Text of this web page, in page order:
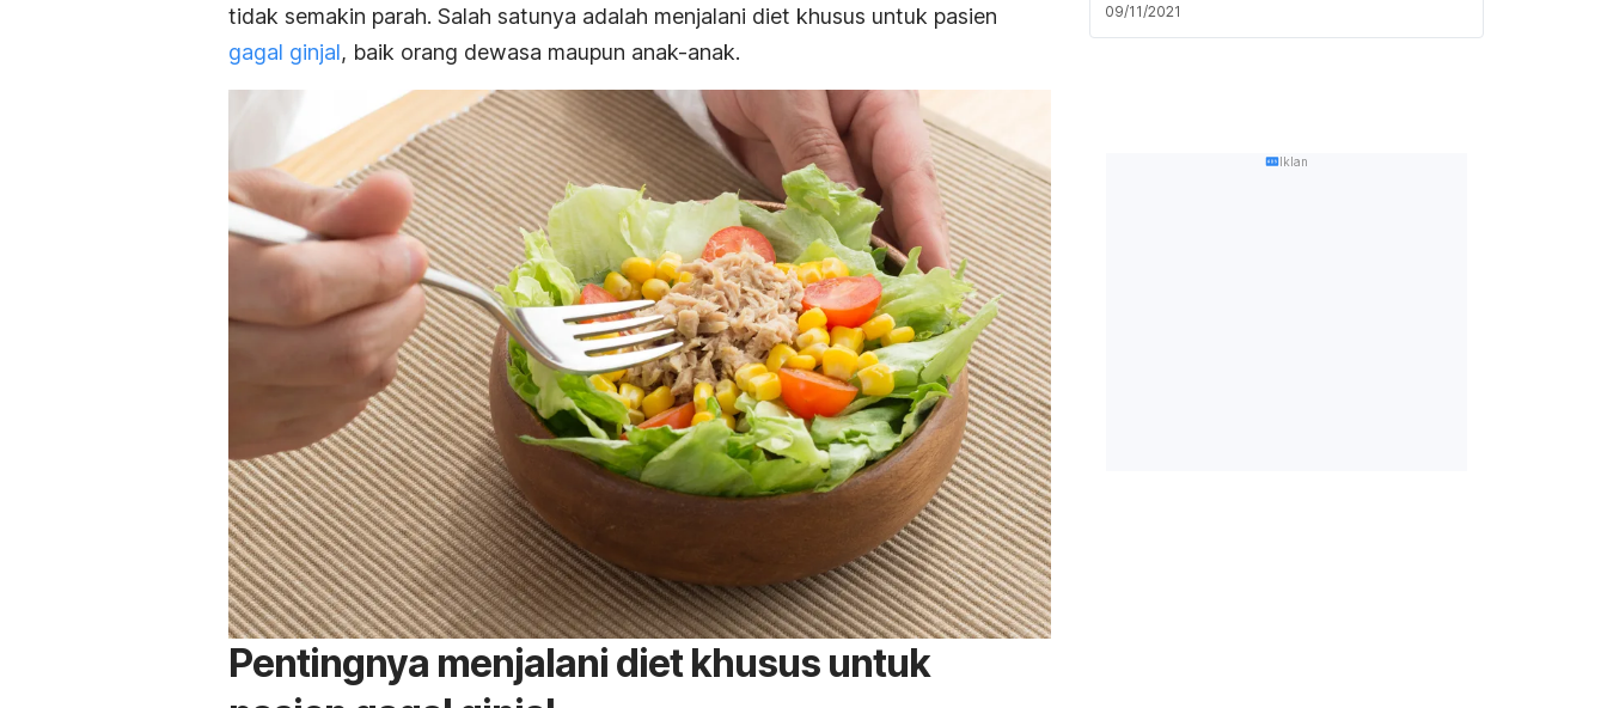
tidak semakin parah. Salah satunya adalah menjalani diet khusus untuk pasien
gagal ginjal, baik orang dewasa maupun anak-anak.
Pentingnya menjalani diet khusus untuk
09/11/2021
Iklan